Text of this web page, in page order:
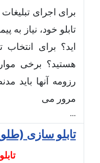
برای اجرای
تابلو خود، نیاز به
اید؟ برای
هستید؟ برخی
رزومه آنها باید
مرور می
...
تابلو سازی